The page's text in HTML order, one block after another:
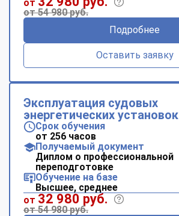
от
от 54 980 руб.
Подробнее
Оставить заявку
Эксплуатация судовых
энергетических установок
Срок обучения
от 256 часов
Получаемый документ
Диплом о профессиональной
переподготовке
Обучение на базе
Высшее, среднее
от 32 980 руб.
от 54 980 руб.